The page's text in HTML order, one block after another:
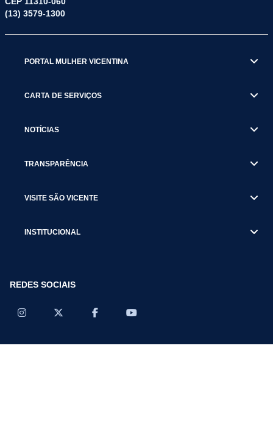
(13) 3579-1300
PORTAL MULHER VICENTINA
CARTA DE SERVIÇOS
NOTÍCIAS
TRANSPARÊNCIA
VISITE SÃO VICENTE
INSTITUCIONAL
REDES SOCIAIS